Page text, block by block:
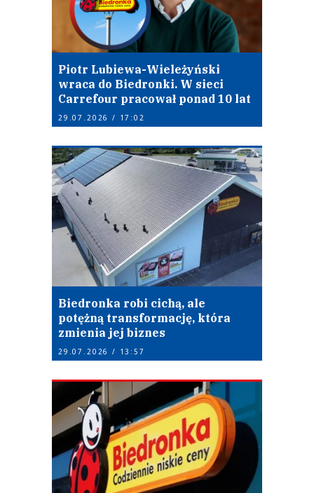
Piotr Lubiewa-Wieleżyński
wraca do Biedronki. W sieci
Carrefour pracował ponad 10 lat
29.07.2026 / 17:02
Biedronka robi cichą, ale
potężną transformację, która
zmienia jej biznes
29.07.2026 / 13:57